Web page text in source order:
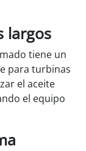
largos
tiene un
para turbinas
el aceite
el equipo